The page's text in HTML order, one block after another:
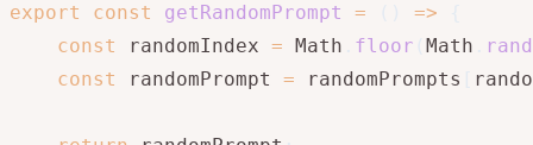
export const getRandomPrompt = =>
const
randomIndex = Math floor Math
const
randomPrompt = randomPrompts